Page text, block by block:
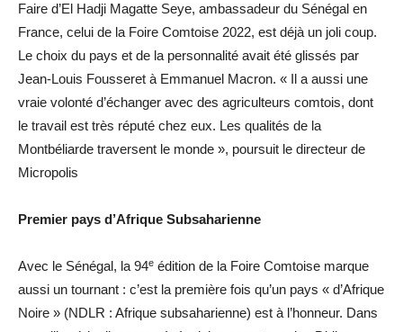
Faire d’El Hadji Magatte Seye, ambassadeur du Sénégal en
France, celui de la Foire Comtoise 2022, est déjà un joli coup.
Le choix du pays et de la personnalité avait été glissés par
Jean-Louis Fousseret à Emmanuel Macron. « Il a aussi une
vraie volonté d’échanger avec des agriculteurs comtois, dont
le travail est très réputé chez eux. Les qualités de la
Montbéliarde traversent le monde », poursuit le directeur de
Micropolis
Premier pays d’Afrique Subsaharienne
Avec le Sénégal, la 94e édition de la Foire Comtoise marque
aussi un tournant : c’est la première fois qu’un pays « d’Afrique
Noire » (NDLR : Afrique subsaharienne) est à l’honneur. Dans